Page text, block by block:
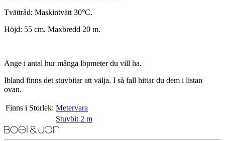
Tvättråd: Maskintvätt 30°C.
Höjd: 55 cm. Maxbredd 20 m.
Ange i antal hur många löpmeter du vill ha.
Ibland finns det stuvbitar att välja. I så fall hittar du dem i listan
ovan.
Finns i Storlek: Metervara
Stuvbit 2 m